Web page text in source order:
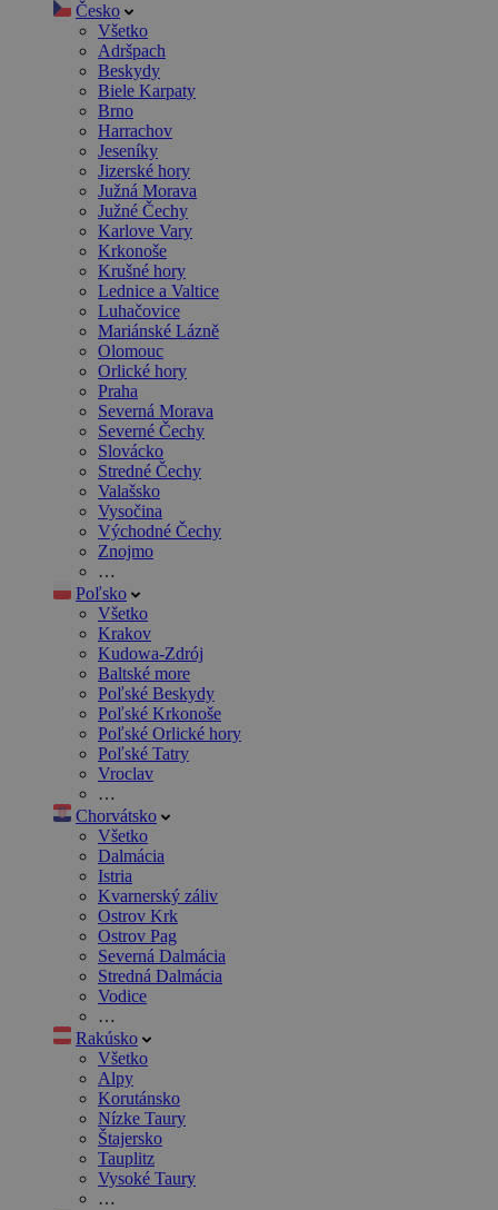
Česko
Všetko
Adršpach
Beskydy
Biele Karpaty
Brno
Harrachov
Jeseníky
Jizerské hory
Južná Morava
Južné Čechy
Karlove Vary
Krkonoše
Krušné hory
Lednice a Valtice
Luhačovice
Mariánské Lázně
Olomouc
Orlické hory
Praha
Severná Morava
Severné Čechy
Slovácko
Stredné Čechy
Valašsko
Vysočina
Východné Čechy
Znojmo
…
Poľsko
Všetko
Krakov
Kudowa-Zdrój
Baltské more
Poľské Beskydy
Poľské Krkonoše
Poľské Orlické hory
Poľské Tatry
Vroclav
…
Chorvátsko
Všetko
Dalmácia
Istria
Kvarnerský záliv
Ostrov Krk
Ostrov Pag
Severná Dalmácia
Stredná Dalmácia
Vodice
…
Rakúsko
Všetko
Alpy
Korutánsko
Nízke Taury
Štajersko
Tauplitz
Vysoké Taury
…